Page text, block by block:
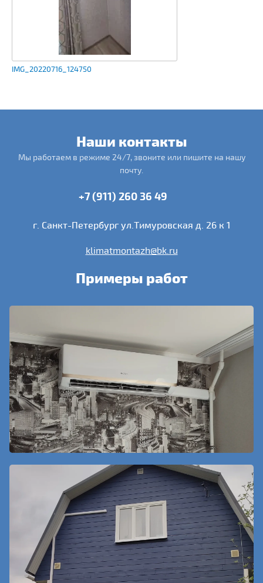
IMG_20220716_124750
Наши контакты
Мы работаем в режиме 24/7, звоните или пишите на нашу
почту.
+7 (911) 260 36 49
г. Санкт-Петербург ул.Тимуровская д. 26 к 1
klimatmontazh@bk.ru
Примеры работ